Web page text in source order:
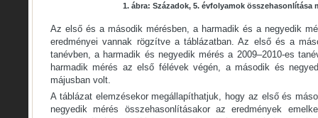
1. ábra: Századok, 5. évfolyamok összehasonlítása
Az első és a második mérésben, a harmadik és a negyedik
eredményei vannak rögzítve a táblázatban. Az első és a
tanévben, a harmadik és negyedik mérés a 2009–2010-es
harmadik mérés az első félévek végén, a második és
májusban volt.
A táblázat elemzésekor megállapíthatjuk, hogy az első és
negyedik mérés összehasonlításakor az eredmények